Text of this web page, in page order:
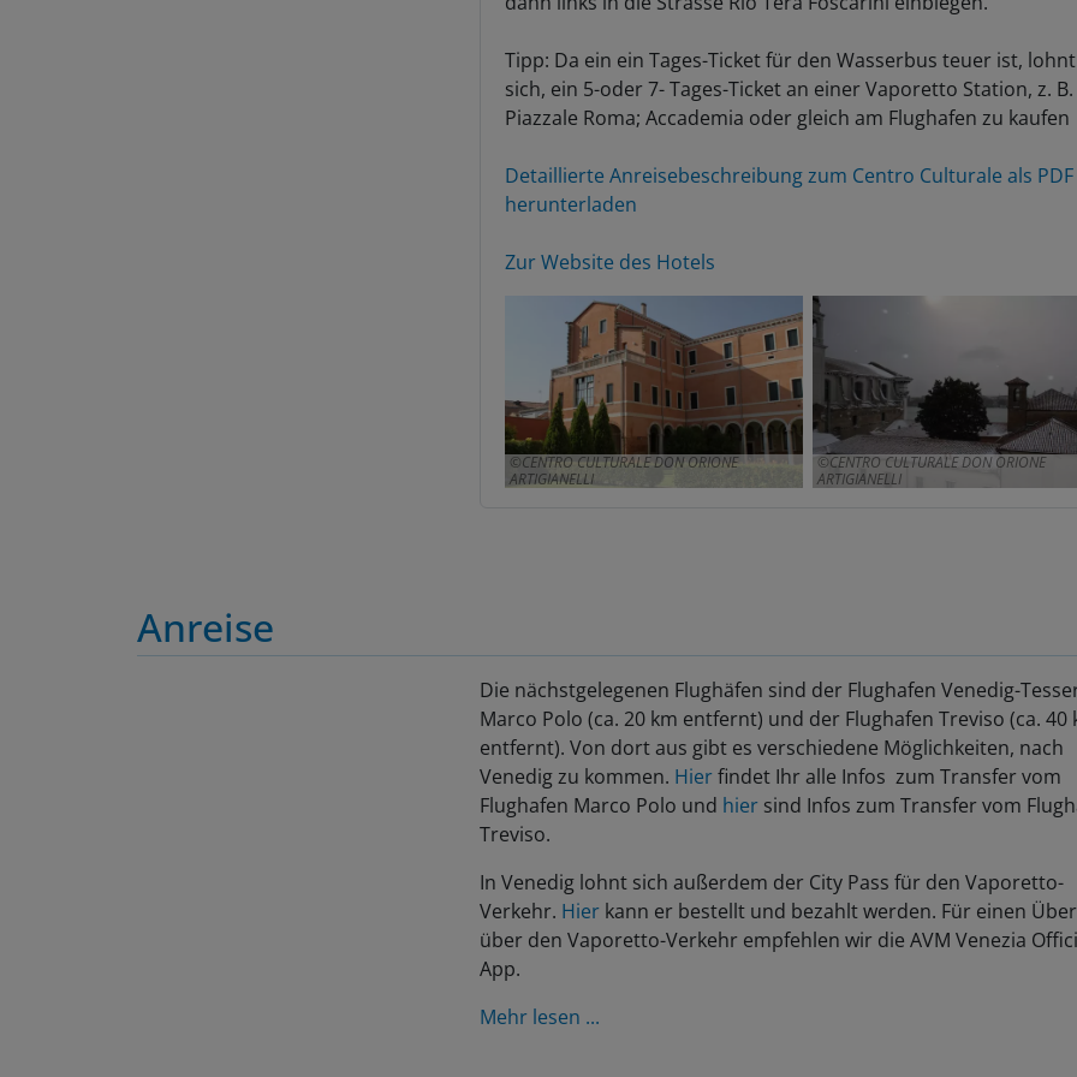
Tipp: Da ein ein Tages-Ticket für den Wasserbus teuer ist,
sich, ein 5-oder 7- Tages-Ticket an einer Vaporetto Station, z. B.
Piazzale Roma; Accademia oder gleich am Flughafen zu kaufen
Detaillierte Anreisebeschreibung zum Centro Culturale als PDF
herunterladen
Zur Website des Hotels
CENTRO CULTURALE DON ORIONE
ARTIGIANELLI
CENTRO CULTURALE DON ORIONE
ARTIGIANELLI
Anreise
Die nächstgelegenen Flughäfen sind der Flughafen Venedig-
Marco Polo (ca. 20 km entfernt) und der Flughafen Treviso (ca. 40
entfernt). Von dort aus gibt es verschiedene Möglichkeiten, nach
Venedig zu kommen. Hierfindet Ihr alle Infos zum Transfer vom
Flughafen Marco Polo und hier sind Infos zum Transfer vom
Treviso.
In Venedig lohnt sich außerdem der City Pass für den Vaporetto-
Verkehr. Hier kann er bestellt und bezahlt werden. Für einen
über den Vaporetto-Verkehr empfehlen wir die AVM Venezia
App.
Mehr lesen ...